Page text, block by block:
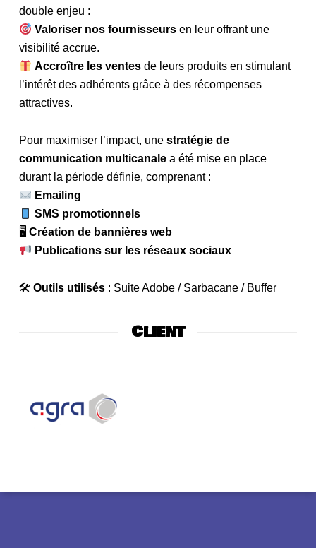
double enjeu :
Valoriser nos fournisseurs en leur offrant une
visibilité accrue.
Accroître les ventes de leurs produits en stimulant
l’intérêt des adhérents grâce à des récompenses
attractives.
Pour maximiser l’impact, une stratégie de
communication multicanalea été mise en place
durant la période définie, comprenant :
Emailing
SMS promotionnels
🖥 Création de bannières web
Publications sur les réseaux sociaux
🛠 Outils utilisés: Suite Adobe / Sarbacane / Buffer
Client